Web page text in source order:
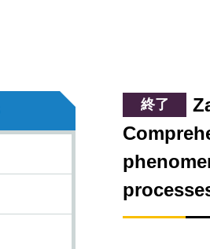
終了